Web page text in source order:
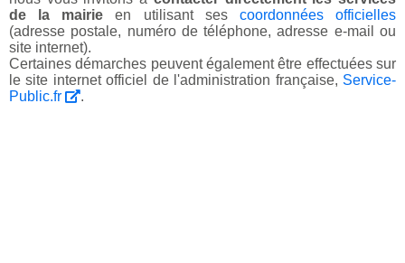
de la mairie en utilisant ses coordonnées officielles
(adresse postale, numéro de téléphone, adresse e-mail ou
site internet).
Certaines démarches peuvent également être effectuées sur
le site internet officiel de l'administration française, Service-
Public.fr
.